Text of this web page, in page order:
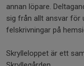
annan löpare.
sig från allt ansvar för
felskrivningar på
Skrylleloppet är ett